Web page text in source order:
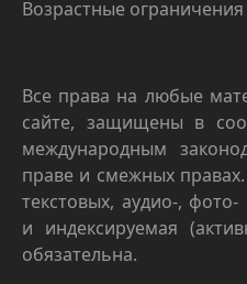
Возрастные ограничения
Все права на любые
сайте, защищены в
международным
праве и смежных
текстовых, аудио-,
и индексируемая
обязательна.